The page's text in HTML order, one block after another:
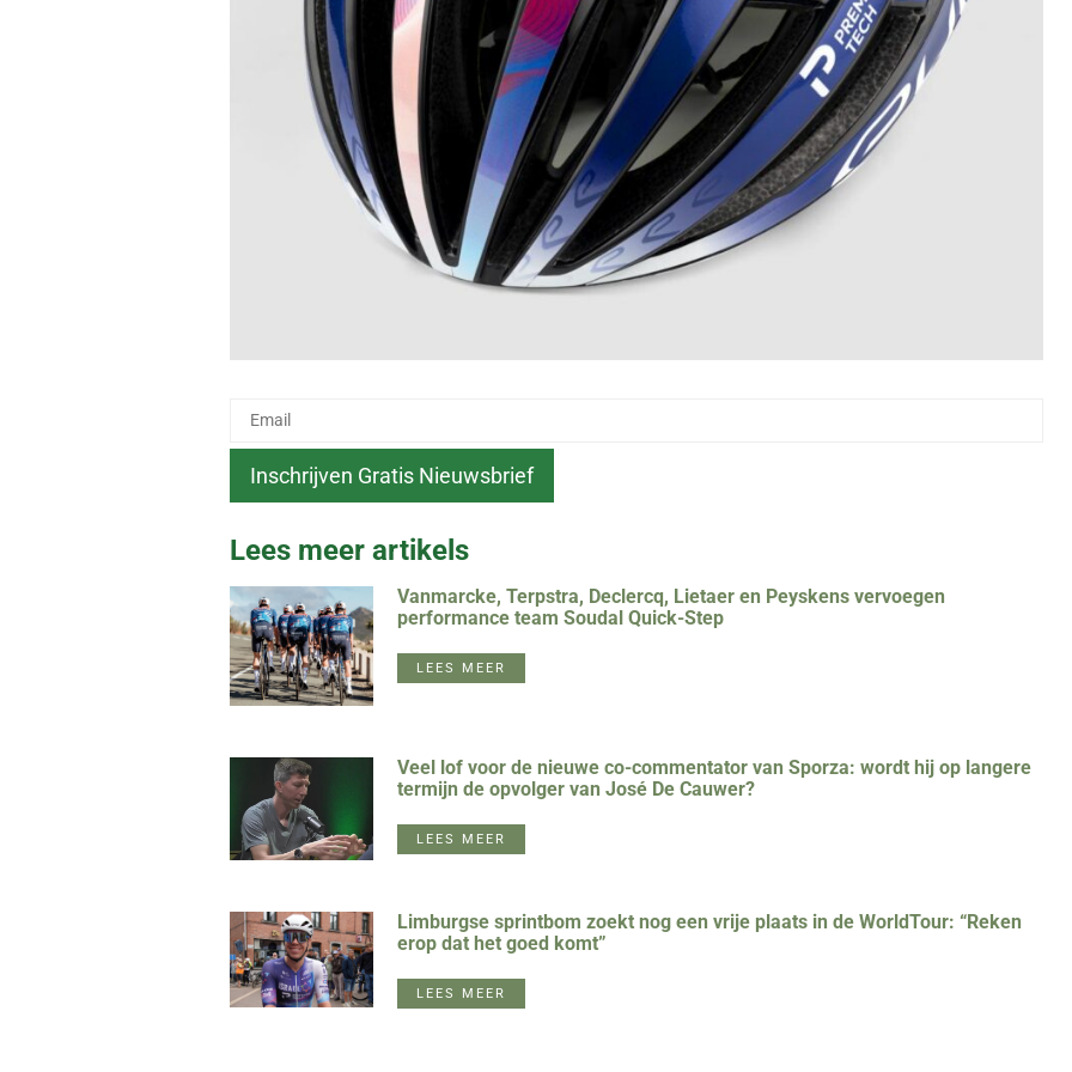
Lees meer artikels
Vanmarcke, Terpstra, Declercq, Lietaer en Peyskens vervoegen
performance team Soudal Quick-Step
LEES MEER
Veel lof voor de nieuwe co-commentator van Sporza: wordt hij op langere
termijn de opvolger van José De Cauwer?
LEES MEER
Limburgse sprintbom zoekt nog een vrije plaats in de WorldTour: “Reken
erop dat het goed komt”
LEES MEER